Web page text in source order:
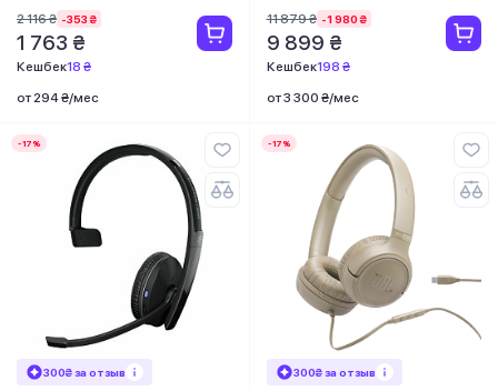
2 116 ₴ -353 ₴
1 763 ₴
Кешбек18 ₴
от 294 ₴/мес
11 879 ₴ -1 980 ₴
9 899 ₴
Кешбек198 ₴
от 3 300 ₴/мес
-17%
300₴ за отзыв
-17%
300₴ за отзыв